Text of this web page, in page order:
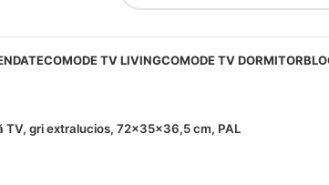
COMODE TV LIVINGCOMODE TV DORMITOR
TV, gri extralucios, 72x35x36,5 cm, PAL